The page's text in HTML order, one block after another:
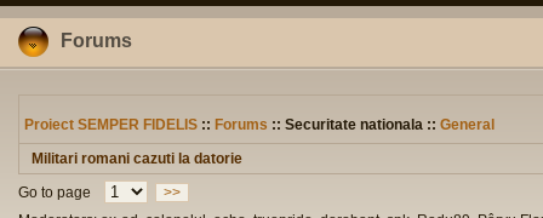
Forums
Proiect SEMPER FIDELIS :: Forums :: Securitate nationala :: General
Militari romani cazuti la datorie
Go to page
>>